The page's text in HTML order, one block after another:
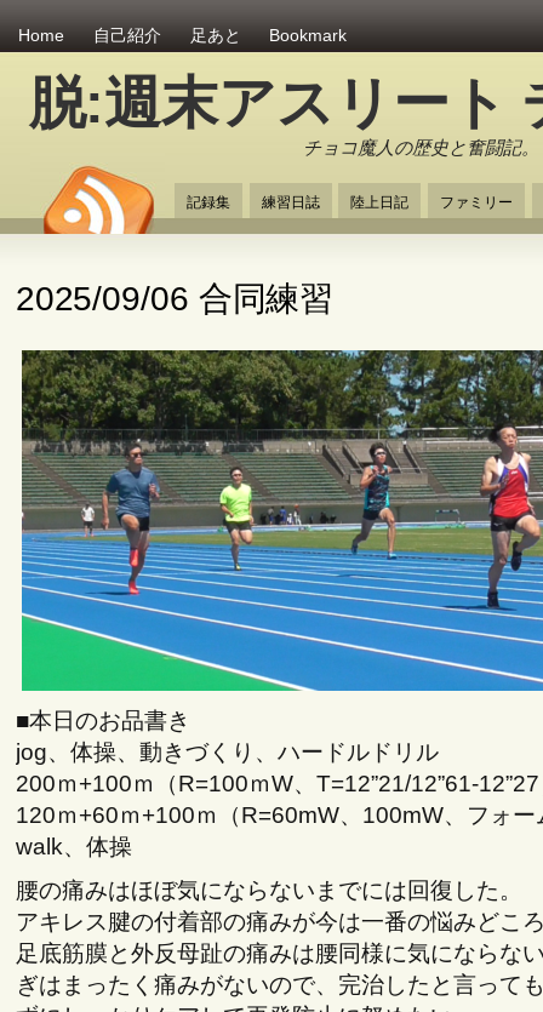
Home 自己紹介 足あと Bookmark
脱:週末アスリート
チョコ魔人の歴史と奮闘記。
記録集 練習日誌 陸上日記 ファミリー
2025/09/06 合同練習
■本日のお品書き
jog、体操、動きづくり、ハードルドリル
200ｍ+100ｍ（R=100ｍW、T=12”21/12”61-
120ｍ+60ｍ+100ｍ（R=60mW、100mW、フォー
walk、体操
腰の痛みはほぼ気にならないまでには回復した。
アキレス腱の付着部の痛みが今は一番の悩みどこ
足底筋膜と外反母趾の痛みは腰同様に気にならな
ぎはまったく痛みがないので、完治したと言って